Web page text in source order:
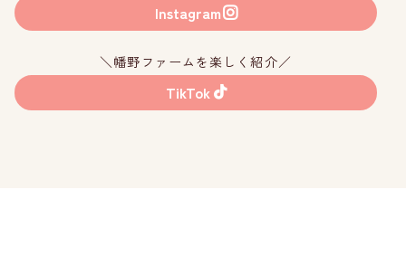
Instagram
＼幡野ファームを楽しく紹介／
TikTok